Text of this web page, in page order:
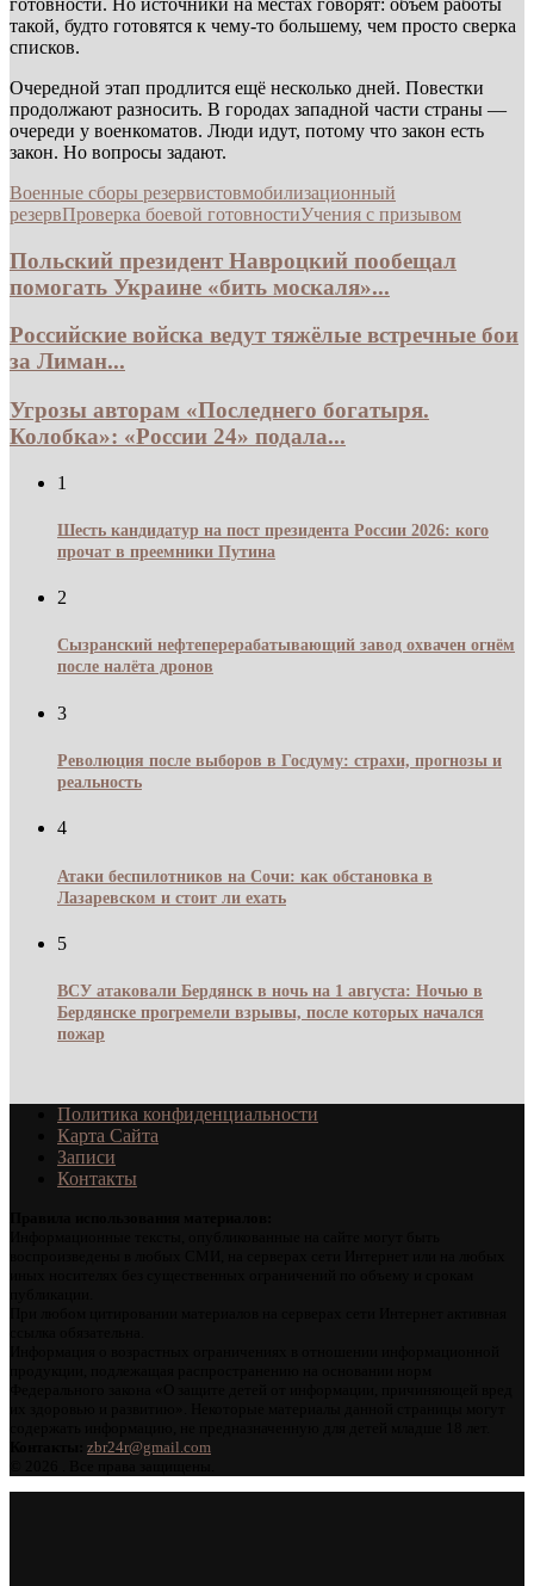
такой, будто готовятся к чему-то большему, чем просто сверка
списков.
Очередной этап продлится ещё несколько дней. Повестки
продолжают разносить. В городах западной части страны —
очереди у военкоматов. Люди идут, потому что закон есть
закон. Но вопросы задают.
Военные сборы резервистовмобилизационный
резервПроверка боевой готовностиУчения с призывом
Польский президент Навроцкий пообещал
помогать Украине «бить москаля»...
Российские войска ведут тяжёлые встречные бои
за Лиман...
Угрозы авторам «Последнего богатыря.
Колобка»: «России 24» подала...
1
Шесть кандидатур на пост президента России 2026: кого
прочат в преемники Путина
2
Сызранский нефтеперерабатывающий завод охвачен огнём
после налёта дронов
3
Революция после выборов в Госдуму: страхи, прогнозы и
реальность
4
Атаки беспилотников на Сочи: как обстановка в
Лазаревском и стоит ли ехать
5
ВСУ атаковали Бердянск в ночь на 1 августа: Ночью в
Бердянске прогремели взрывы, после которых начался
пожар
Политика конфиденциальности
Карта Сайта
Записи
Контакты
zbr24r@gmail.com